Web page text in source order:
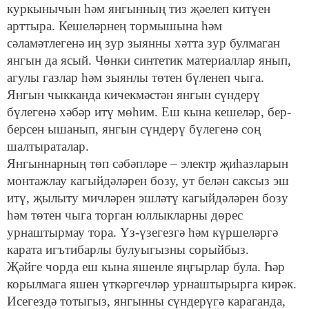
куркынычын һәм янгынның тиз җәелеп китүен
арттыра. Кешеләрнең тормышына һәм
сәламәтлегенә иң зур зыянны хәтта зур булмаган
янгын да ясый. Чөнки синтетик материаллар янып,
агулы газлар һәм зыянлы төтен бүленеп чыга.
Янгын чыкканда кичекмәстән янгын сүндерү
бүлегенә хәбәр итү мөһим. Еш кына кешеләр, бер-
берсен ышанып, янгын сүндерү бүлегенә соң
шалтыраталар.
Янгыннарның төп сәбәпләре – электр җиһазларын
монтажлау кагыйдәләрен бозу, ут белән саксыз эш
итү, җылыту мичләрен эшләтү кагыйдәләрен бозу
һәм төтен чыга торган юллыкларны дөрес
урнаштырмау тора. Үз-үзегезгә һәм күршеләргә
карата игътибарлы булуыгызны сорыйбыз.
Җәйге чорда еш кына яшенле яңгырлар була. Һәр
корылмага яшен үткәргечләр урнаштырырга кирәк.
Исегездә тотыгыз, янгынны сүндерүгә караганда,